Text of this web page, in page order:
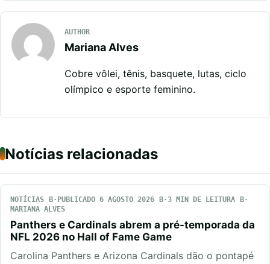
AUTHOR
Mariana Alves
Cobre vôlei, tênis, basquete, lutas, ciclo
olímpico e esporte feminino.
Notícias relacionadas
NOTÍCIAS PUBLICADO 6 AGOSTO 2026
3 MIN DE LEITURA
MARIANA ALVES
Panthers e Cardinals abrem a pré-temporada da
NFL 2026 no Hall of Fame Game
Carolina Panthers e Arizona Cardinals dão o pontapé